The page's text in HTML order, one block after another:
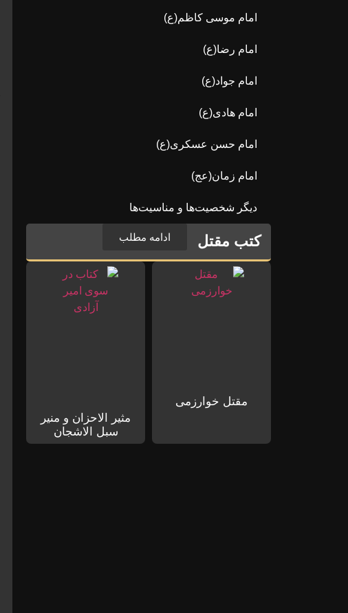
امام موسی کاظم(ع)
امام رضا(ع)
امام جواد(ع)
امام هادی(ع)
امام حسن عسکری(ع)
امام زمان(عج)
دیگر شخصیت‌ها و مناسیت‌ها
کتب مقتل ادامه مطلب
مقتل خوارزمی
مثیر الاحزان و منیر
سبل الاشجان